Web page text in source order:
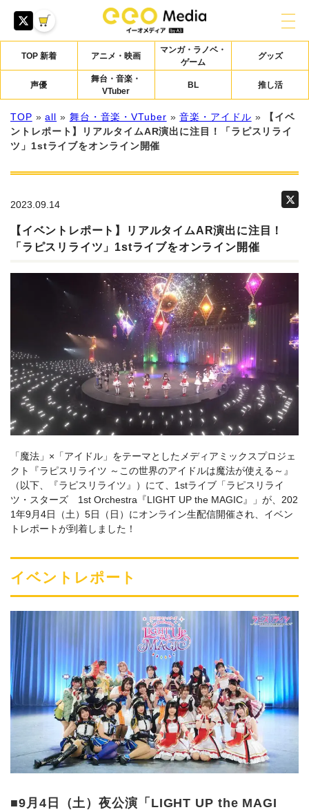
TOP 新着 アニメ・映画
マンガ・ラノベ・
ゲーム
グッズ
声優
舞台・音楽・
VTuber
BL 推し活
TOP »all » 舞台・音楽・VTuber »音楽・アイドル »
【イベ
ントレポート】リアルタイムAR演出に注目！「ラピスリライ
ツ」1stライブをオンライン開催
2023.09.14
【イベントレポート】リアルタイムAR演出に注目！
「ラピスリライツ」1stライブをオンライン開催
「魔法」×「アイドル」をテーマとしたメディアミックスプロジェ
クト『ラピスリライツ ～この世界のアイドルは魔法が使える～』
（以下、『ラピスリライツ』）にて、1stライブ「ラピスリライ
ツ・スターズ 1st Orchestra『LIGHT UP the MAGIC』」が、202
1年9月4日（土）5日（日）にオンライン生配信開催され、イベン
トレポートが到着しました！
イベントレポート
■9月4日（土）夜公演「LIGHT UP the MAGI